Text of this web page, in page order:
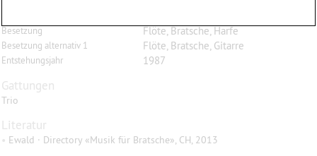
Besetzung Flöte, Bratsche, Harfe
Besetzung alternativ 1 Flöte, Bratsche, Gitarre
Entstehungsjahr 1987
Gattungen
Trio
Literatur
• Ewald · Directory «Musik für Bratsche», CH, 2013